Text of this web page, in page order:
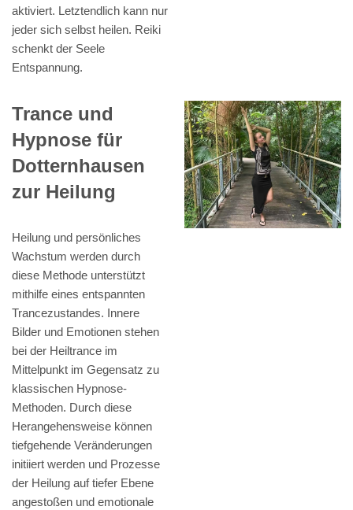
aktiviert. Letztendlich kann nur
jeder sich selbst heilen. Reiki
schenkt der Seele
Entspannung.
Trance und
Hypnose für
Dotternhausen
zur Heilung
Heilung und persönliches
Wachstum werden durch
diese Methode unterstützt
mithilfe eines entspannten
Trancezustandes. Innere
Bilder und Emotionen stehen
bei der Heiltrance im
Mittelpunkt im Gegensatz zu
klassischen Hypnose-
Methoden. Durch diese
Herangehensweise können
tiefgehende Veränderungen
initiiert werden und Prozesse
der Heilung auf tiefer Ebene
angestoßen und emotionale